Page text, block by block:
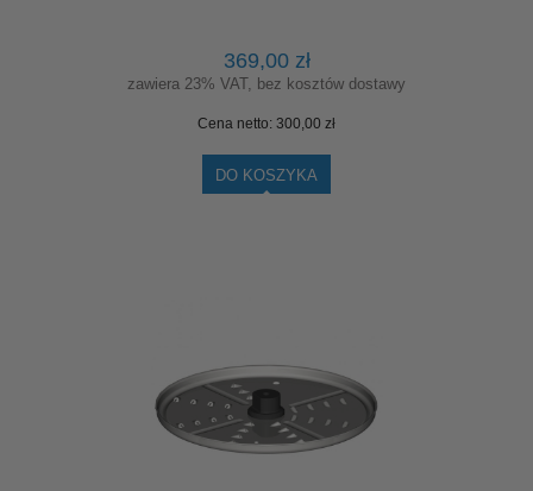
369,00 zł
zawiera 23% VAT, bez kosztów dostawy
Cena netto: 300,00 zł
DO KOSZYKA